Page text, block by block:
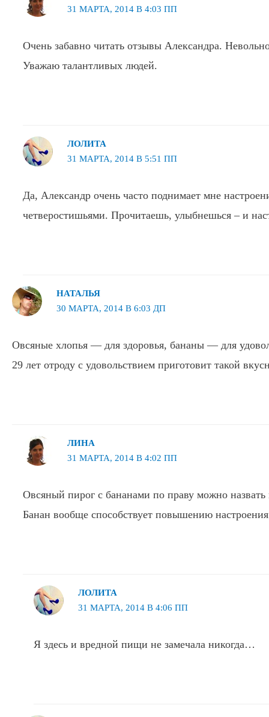
31 МАРТА, 2014 В 4:03 ПП
Очень забавно читать отзывы Александра.
Уважаю талантливых людей.
ЛОЛИТА
31 МАРТА, 2014 В 5:51 ПП
Да, Александр очень часто поднимает мне
четверостишьями. Прочитаешь, улыбнешься – и
НАТАЛЬЯ
30 МАРТА, 2014 В 6:03 ДП
Овсяные хлопья — для здоровья, бананы — для
29 лет отроду с удовольствием приготовит такой
ЛИНА
31 МАРТА, 2014 В 4:02 ПП
Овсяный пирог с бананами по праву можно
Банан вообще способствует повышению
ЛОЛИТА
31 МАРТА, 2014 В 4:06 ПП
Я здесь и вредной пищи не замечала никогда…